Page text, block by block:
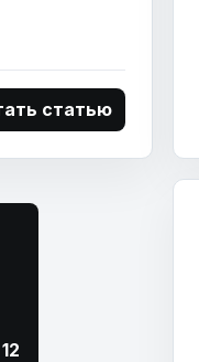
статью